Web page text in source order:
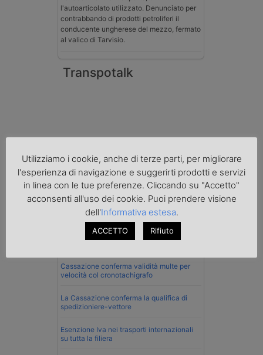
l'autoarticolato utilizzato. Denunciato per
contrabbando di prodotti petroliferi il
conducente ungherese del mezzo, fermato
al valico di Tarvisio.
Transpotalk
Normativa
Imprenditore di Prato assolto per infortunio
Cassazione conferma validità multe per
velocità col cronotachigrafo
La Cassazione conferma la qualifica di
spedizioniere-vettore
Esenzione Iva nei trasporti internazionali
su tutta la filiera
Utilizziamo i cookie, anche di terze parti, per migliorare
l'esperienza di navigazione e suggerirti prodotti e servizi
in linea con le tue preferenze. Cliccando su "Accetto"
acconsenti all'uso dei cookie. Puoi prendere visione
dell'Informativa estesa.
ACCETTO Rifiuto